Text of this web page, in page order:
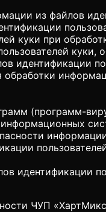
из файлов
куки при
идентификации
(программ-
информационных
идентификации
ЧУП